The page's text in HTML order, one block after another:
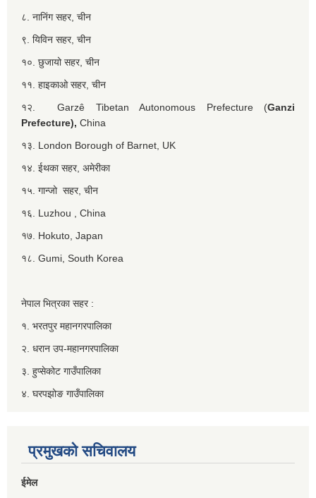
८. नानिंग सहर, चीन
९. यिविन सहर, चीन
१०. छुजायो सहर, चीन
११. हाइकाओ सहर, चीन
१२. Garzê Tibetan Autonomous Prefecture (Ganzi
Prefecture), China
१३. London Borough of Barnet, UK
१४. ईथका सहर, अमेरीका
१५. गान्जो सहर, चीन
१६. Luzhou , China
१७. Hokuto, Japan
१८. Gumi, South Korea
नेपाल भित्रका सहर :
१. भरतपुर महानगरपालिका
२. धरान उप-महानगरपालिका
३. हुप्सेकोट गाउँपालिका
४. घरपझोङ गाउँपालिका
प्रमुखको सचिवालय
ईमेल